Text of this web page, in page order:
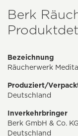
Berk
Bezeichnung
Räucherwerk
Produziert/
Deutschland
Inverkehrbringer
Berk GmbH & Co.
Deutschland